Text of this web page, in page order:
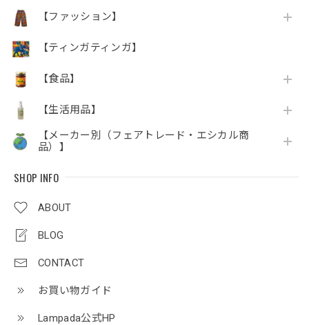
【ファッション】
【ティンガティンガ】
【食品】
【生活用品】
【メーカー別（フェアトレード・エシカル商
品）】
SHOP INFO
ABOUT
BLOG
CONTACT
お買い物ガイド
Lampada公式HP